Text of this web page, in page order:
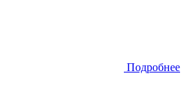
Подробнее